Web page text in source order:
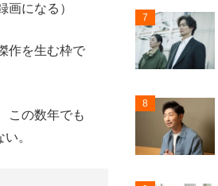
になる）
作を生む枠で
この数年でも
。
7
8